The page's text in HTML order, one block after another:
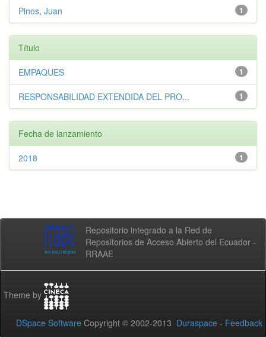
1
Pinos, Juan
Título
1
EMPAQUES
1
RESPONSABILIDAD EXTENDIDA DEL PRO...
Fecha de lanzamiento
1
2018
Repositorio integrado a la Red de
Repositorios de Acceso Abierto del Ecuador -
RRAAE
Theme by
DSpace Software Copyright © 2002-2013 Duraspace - Feedback